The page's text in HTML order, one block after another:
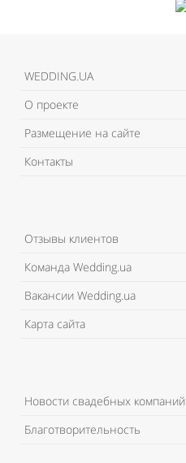
WEDDING.UA
О проекте
Размещение на сайте
Контакты
Отзывы клиентов
Команда Wedding.ua
Вакансии Wedding.ua
Карта сайта
Новости свадебных компаний
Благотворительность